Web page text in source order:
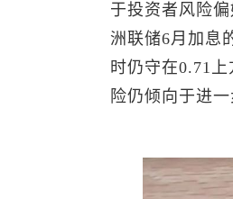
于投资者风险
洲联储6月加息
时仍守在0.71
险仍倾向于进一